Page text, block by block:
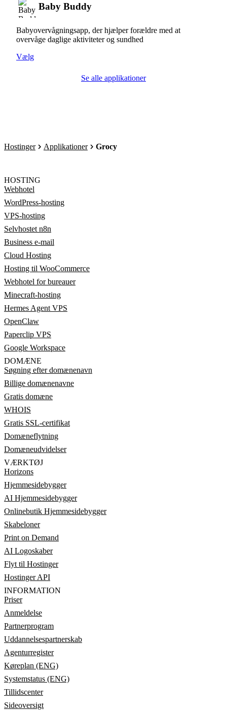
Baby Buddy
Babyovervågningsapp, der hjælper forældre med at
overvåge daglige aktiviteter og sundhed
Vælg
Se alle applikationer
Hostinger Applikationer Grocy
HOSTING
Webhotel
WordPress-hosting
VPS-hosting
Selvhostet n8n
Business e-mail
Cloud Hosting
Hosting til WooCommerce
Webhotel for bureauer
Minecraft-hosting
Hermes Agent VPS
OpenClaw
Paperclip VPS
Google Workspace
DOMÆNE
Søgning efter domænenavn
Billige domænenavne
Gratis domæne
WHOIS
Gratis SSL-certifikat
Domæneflytning
Domæneudvidelser
VÆRKTØJ
Horizons
Hjemmesidebygger
AI Hjemmesidebygger
Onlinebutik Hjemmesidebygger
Skabeloner
Print on Demand
AI Logoskaber
Flyt til Hostinger
Hostinger API
INFORMATION
Priser
Anmeldelse
Partnerprogram
Uddannelsespartnerskab
Agenturregister
Køreplan (ENG)
Systemstatus (ENG)
Tillidscenter
Sideoversigt